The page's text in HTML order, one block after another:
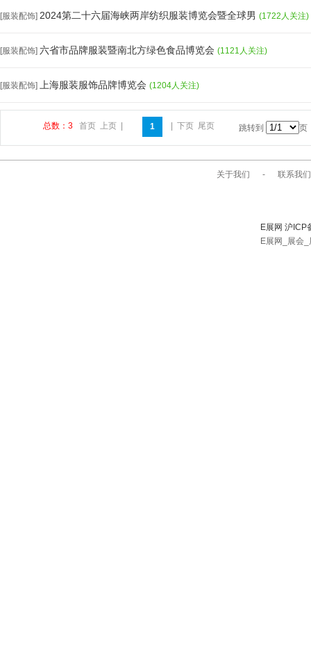
[服装配饰] 2024第二十六届海峡两岸纺织服装博览会暨全球男 (1722人关注)
[服装配饰] 六省市品牌服装暨南北方绿色食品博览会 (1121人关注)
[服装配饰] 上海服装服饰品牌博览会 (1204人关注)
总数：3 首页 上页 1 下页 尾页 跳转到 页
关于我们 - 联系我们
E展网 沪
E展网_展会